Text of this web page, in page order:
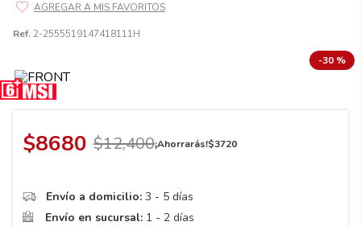
Ref. 2-2555519147418111H
-30 %
$8680 $12,400¡Ahorrarás!$3720
Envío a domicilio: 3 - 5 días
Envío en sucursal: 1 - 2 días